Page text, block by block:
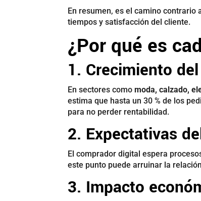
En resumen, es el camino
tiempos y satisfacción del cliente.
¿Por qué es
1. Crecimiento
En sectores como moda, calzado,
estima que hasta un 30 % de los
para no perder rentabilidad.
2. Expectativas
El comprador digital espera
este punto puede arruinar la
3. Impacto